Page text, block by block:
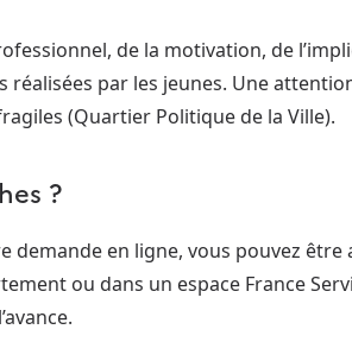
de la motivation, de
réalisées par les jeunes. Une
(Quartier Politique de la Ville).
?
en ligne, vous pouvez être
ou dans un espace France